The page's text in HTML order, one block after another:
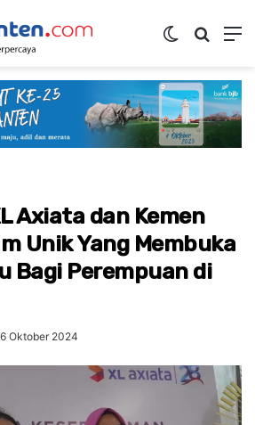
Switch skin
Axiata dan Kemen
Unik Yang Membuka
Bagi Perempuan di
Oktober 2024